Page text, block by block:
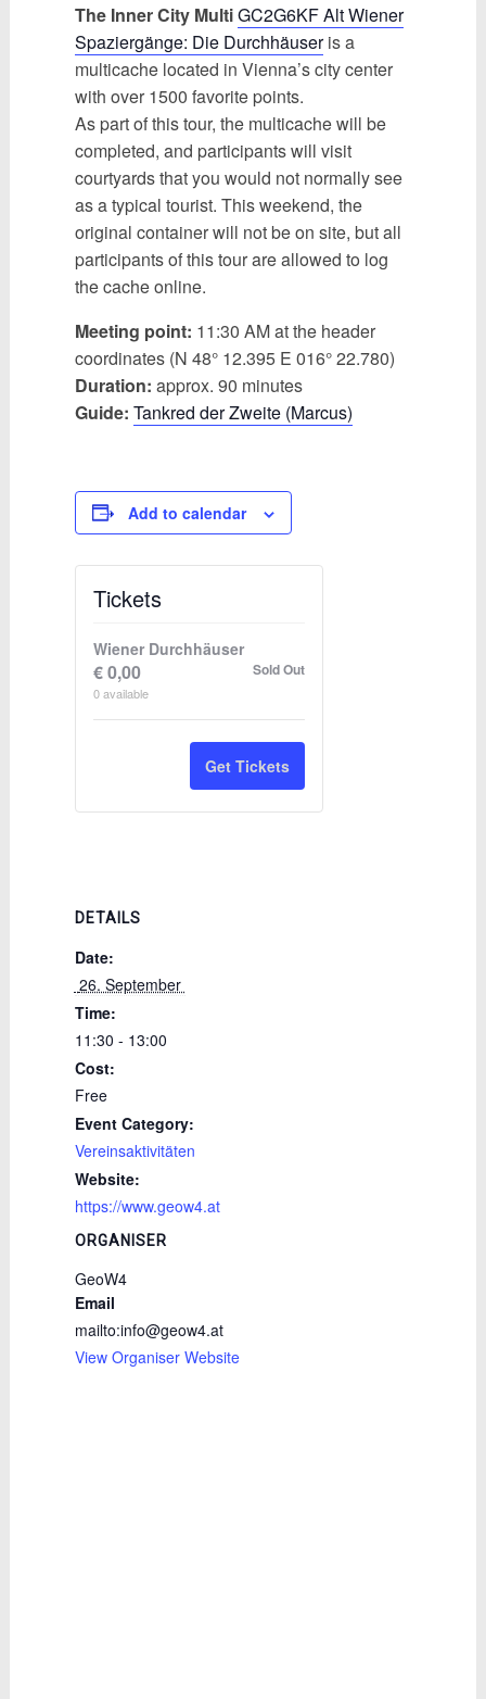
The Inner City MultiGC2G6KF Alt Wiener
Spaziergänge: Die Durchhäuseris a
multicache located in Vienna’s city center
with over 1500 favorite points.
As part of this tour, the multicache will be
completed, and participants will visit
courtyards that you would not normally see
as a typical tourist. This weekend, the
original container will not be on site, but all
participants of this tour are allowed to log
the cache online.
Meeting point: 11:30 AM at the header
coordinates (N 48° 12.395 E 016° 22.780)
Duration: approx. 90 minutes
Guide: Tankred der Zweite (Marcus)
Add to calendar
DETAILS
Date:
26. September
Time:
11:30 - 13:00
Cost:
Free
Event Category:
Vereinsaktivitäten
Website:
https://www.geow4.at
ORGANISER
GeoW4
Email
mailto:info@geow4.at
View Organiser Website
Tickets
Wiener Durchhäuser
€0,00
0available
Sold Out
Get Tickets